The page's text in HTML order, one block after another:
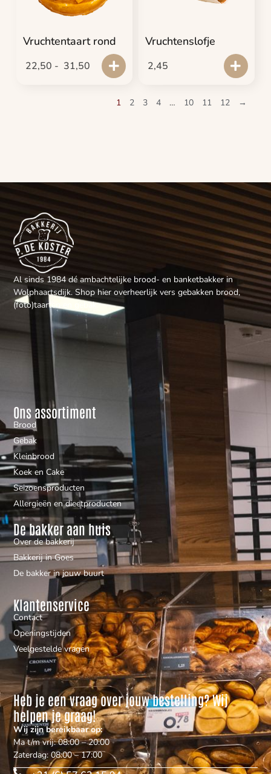
Vruchtentaart rond
22,50 - 31,50
Vruchtenslofje
2,45
1 2 3 4 … 10 11 12 →
Al sinds 1984 dé ambachtelijke brood- en banketbakker in
Wolphaartsdijk. Shop hier overheerlijk vers gebakken brood,
(foto)taarten en gebak.
Ons assortiment
Brood
Gebak
Kleinbrood
Koek en Cake
Seizoensproducten
Allergieën en dieetproducten
De bakker aan huis
Over de bakkerij
Bakkerij in Goes
De bakker in jouw buurt
Klantenservice
Contact
Openingstijden
Veelgestelde vragen
Heb je een vraag over jouw bestelling? Wij
helpen je graag!
Wij zijn bereikbaar op:
Ma t/m vrij: 08:00 – 20:00
Zaterdag: 08:00 – 17:00